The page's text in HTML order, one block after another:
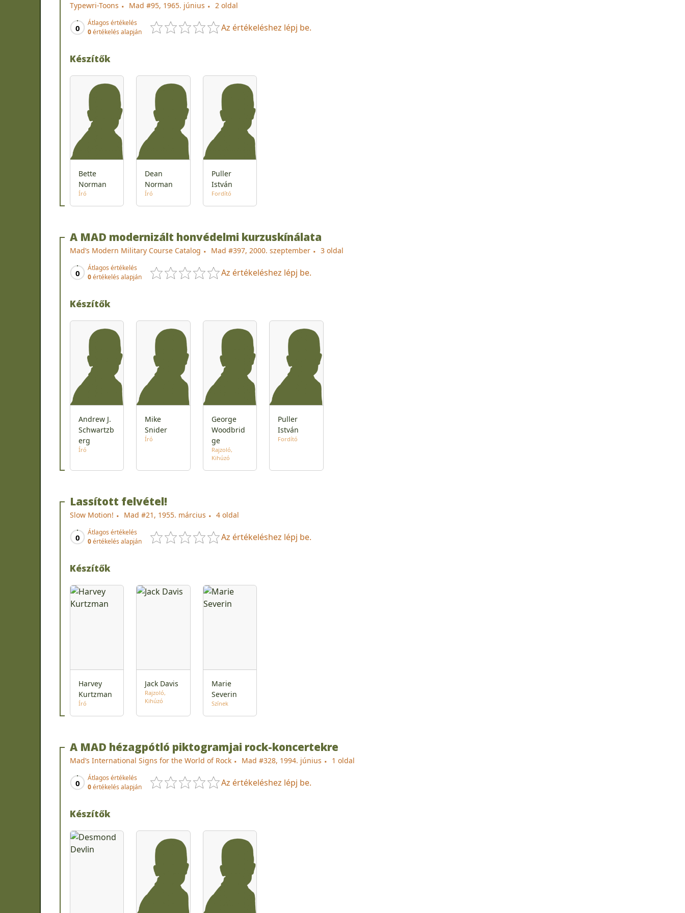
Typewri-Toons Mad #95, 1965. június 2 oldal
0
Átlagos értékelés
0értékelés alapján Az értékeléshez lépj be.
Készítők
Bette
Norman
Író
Dean
Norman
Író
Puller
István
Fordító
A MAD modernizált honvédelmi kurzuskínálata
Mad’s Modern Military Course Catalog Mad #397, 2000. szeptember 3 oldal
0
Átlagos értékelés
0értékelés alapján Az értékeléshez lépj be.
Készítők
Andrew J.
Schwartzb
erg
Író
Mike
Snider
Író
George
Woodbrid
ge
Rajzoló
Kihúzó
Puller
István
Fordító
Lassított felvétel!
Slow Motion! Mad #21, 1955. március 4 oldal
0
Átlagos értékelés
0értékelés alapján Az értékeléshez lépj be.
Készítők
Harvey
Kurtzman
Író
Jack Davis
Rajzoló
Kihúzó
Marie
Severin
Színek
A MAD hézagpótló piktogramjai rock-koncertekre
Mad’s International Signs for the World of Rock Mad #328, 1994. június 1 oldal
0
Átlagos értékelés
0értékelés alapján Az értékeléshez lépj be.
Készítők